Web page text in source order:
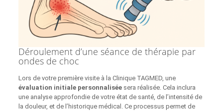
Déroulement d’une séance de thérapie par
ondes de choc
Lors de votre première visite à la Clinique TAGMED, une
évaluation initiale personnaliséesera réalisée. Cela inclura
une analyse approfondie de votre état de santé, de l’intensité de
la douleur, et de l’historique médical. Ce processus permet de